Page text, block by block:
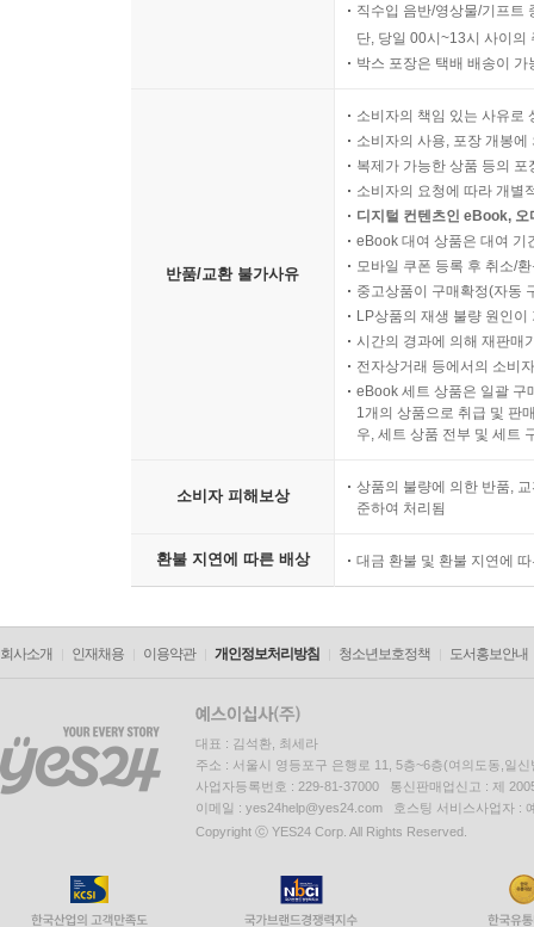
직수입 음반/영상물/기프트
단, 당일 00시~13시 사이의
박스 포장은 택배 배송이
반품/교환 불가사유
소비자의 책임 있는 사유로
소비자의 사용, 포장 개봉
복제가 가능한 상품 등의
소비자의 요청에 따라 개별
디지털 컨텐츠인 eBook,
eBook 대여 상품은 대여 기
모바일 쿠폰 등록 후 취소/
중고상품이 구매확정(자동
LP상품의 재생 불량 원인
시간의 경과에 의해 재판매
전자상거래 등에서의 소비
eBook 세트 상품은 일괄 구
1개의 상품으로 취급 및 판
우, 세트 상품 전부 및 세트
소비자 피해보상
상품의 불량에 의한 반품,
준하여 처리됨
환불 지연에 따른 배상 대금 환불 및 환불 지연에
회사소개 인재채용 이용약관 개인정보처리방침 청소년보호정책 도서홍보안내
대표 : 김석환, 최세라
주소 : 서울시 영등포구 은행로 11, 5층~6층(여의도동,일신
사업자등록번호 : 229-81-37000 통신판매업신고 : 제
이메일 : yes24help@yes24.com 호스팅 서비스사업자 :
Copyright ⓒ YES24 Corp. All Rights Reserved.